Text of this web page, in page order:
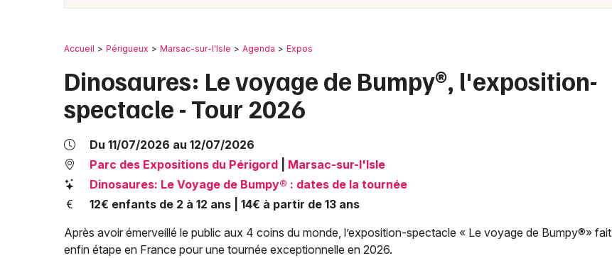
Expos
Expos en Dordogne
Mulhouse
Nice
Toulouse
Accueil Périgueux Marsac-sur-l'Isle Agenda Expos
Dinosaures: Le voyage de Bumpy®, l'exposition-
spectacle - Tour 2026
Du 11/07/2026 au 12/07/2026
Parc des Expositions du Périgord
Marsac-sur-l'Isle
Dinosaures: Le Voyage de Bumpy® : dates de la tournée
12€ enfants de 2 à 12 ans | 14€ à partir de 13 ans
Après avoir émerveillé le public aux 4 coins du monde, l’exposition-spectacle « Le voyage de Bumpy®» fait
enfin étape en France pour une tournée exceptionnelle en 2026.